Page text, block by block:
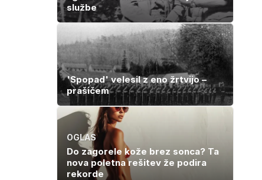
službe
'Spopad' velesil z eno žrtvijo –
prašičem
OGLAS
Do zagorele kože brez sonca? Ta
nova poletna rešitev že podira
rekorde